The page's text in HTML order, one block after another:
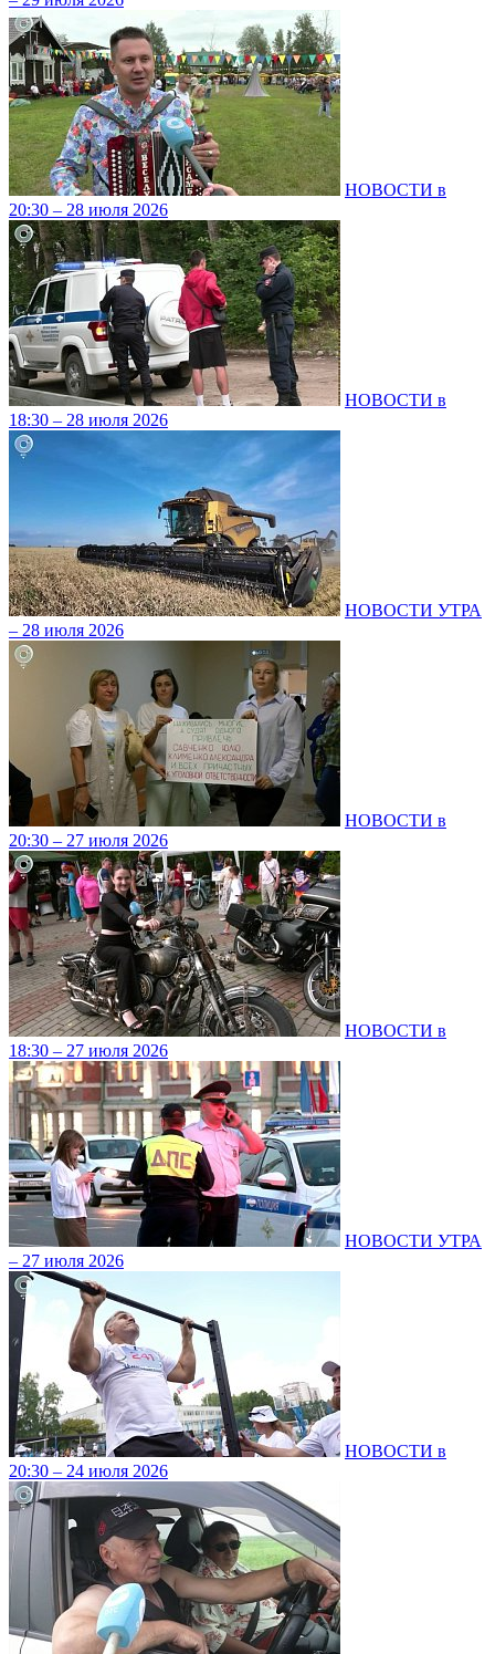
НОВОСТИ в
20:30 – 28 июля 2026
НОВОСТИ в
18:30 – 28 июля 2026
НОВОСТИ УТРА
– 28 июля 2026
НОВОСТИ в
20:30 – 27 июля 2026
НОВОСТИ в
18:30 – 27 июля 2026
НОВОСТИ УТРА
– 27 июля 2026
НОВОСТИ в
20:30 – 24 июля 2026